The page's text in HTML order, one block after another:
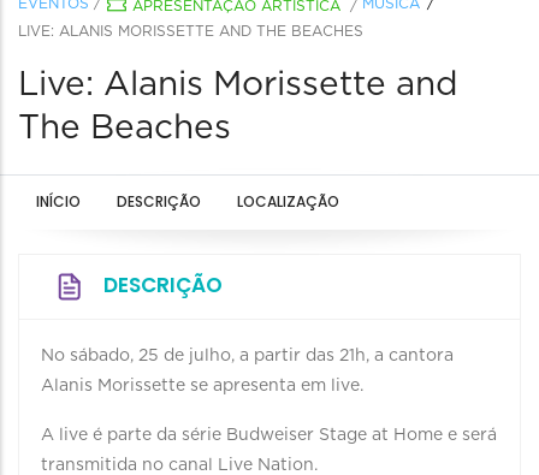
EVENTOS / APRESENTAÇÃO ARTÍSTICA / MÚSICA
LIVE: ALANIS MORISSETTE AND THE BEACHES
Live: Alanis Morissette and
The Beaches
INÍCIO DESCRIÇÃO LOCALIZAÇÃO
DESCRIÇÃO
No sábado, 25 de julho, a partir das 21h, a cantora
Alanis Morissette se apresenta em live.
A live é parte da série Budweiser Stage at Home e será
transmitida no canal Live Nation.